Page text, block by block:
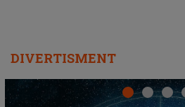
DIVERTISMENT